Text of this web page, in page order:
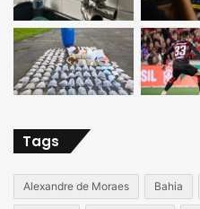
Tags
Alexandre de Moraes Bahia